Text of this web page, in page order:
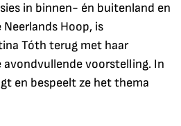
in binnen- én buitenland en
Hoop, is
Tóth terug met haar
voorstelling. In
en bespeelt ze het thema